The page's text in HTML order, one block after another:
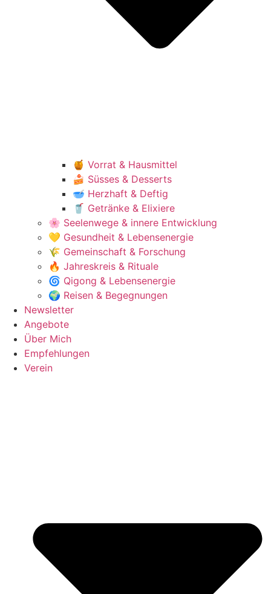
🍯 Vorrat & Hausmittel
🍰 Süsses & Desserts
🥣 Herzhaft & Deftig
🥤 Getränke & Elixiere
🌸 Seelenwege & innere Entwicklung
💛 Gesundheit & Lebensenergie
🌾 Gemeinschaft & Forschung
🔥 Jahreskreis & Rituale
🌀 Qigong & Lebensenergie
🌍 Reisen & Begegnungen
Newsletter
Angebote
Über Mich
Empfehlungen
Verein